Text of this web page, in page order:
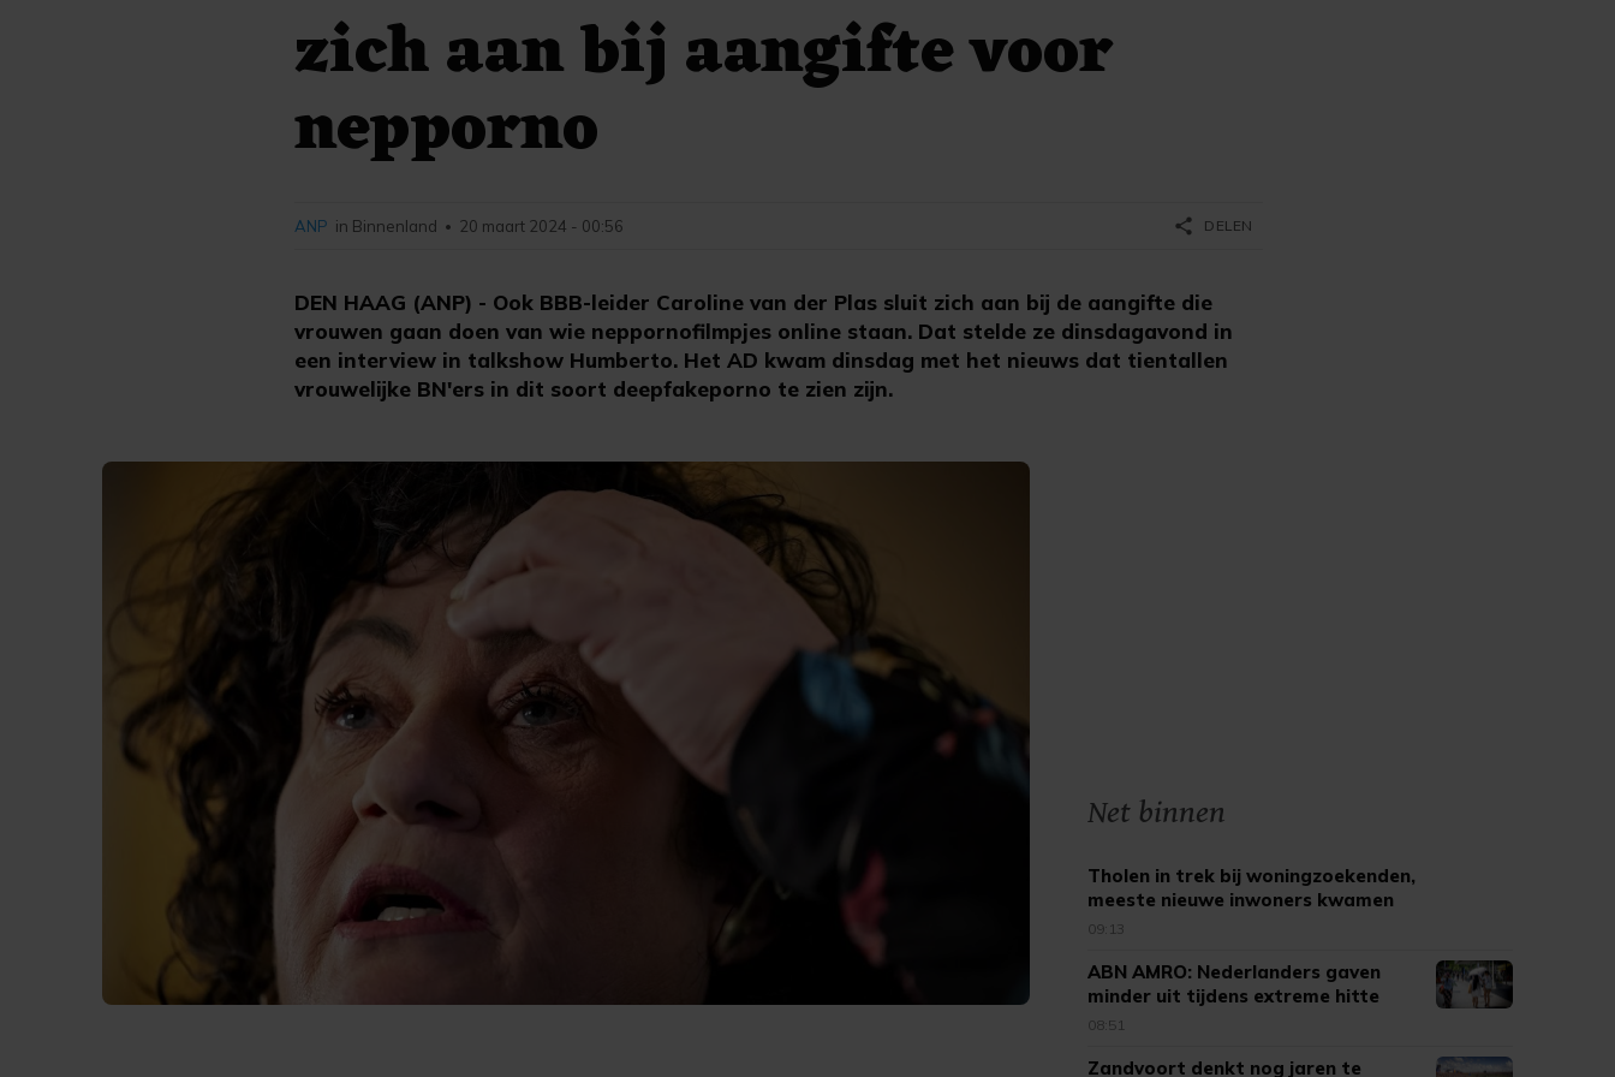
zich aan bij aangifte voor
nepporno
DEN HAAG (ANP) - Ook BBB-leider Caroline van der Plas sluit zich aan bij de aangifte die
vrouwen gaan doen van wie neppornofilmpjes online staan. Dat stelde ze dinsdagavond in
een interview in talkshow Humberto. Het AD kwam dinsdag met het nieuws dat tientallen
vrouwelijke BN'ers in dit soort deepfakeporno te zien zijn.
ANP in Binnenland • 20 maart 2024 - 00:56 share DELEN
Net binnen
Tholen in trek bij woningzoekenden,
meeste nieuwe inwoners kwamen
uit Bergen op Zoom
09:13
ABN AMRO: Nederlanders gaven
minder uit tijdens extreme hitte
08:51
Zandvoort denkt nog jaren te